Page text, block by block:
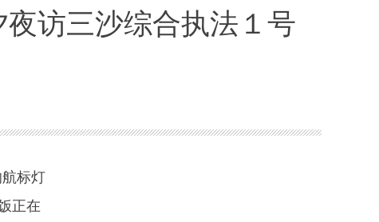
访三沙综合执法１号
标灯
正在